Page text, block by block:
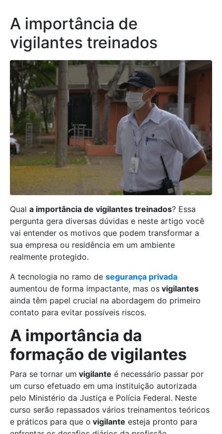
A importância de
vigilantes treinados
Qual a importância de vigilantes treinados? Essa
pergunta gera diversas dúvidas e neste artigo você
vai entender os motivos que podem transformar a
sua empresa ou residência em um ambiente
realmente protegido.
A tecnologia no ramo de segurança privada
aumentou de forma impactante, mas os vigilantes
ainda têm papel crucial na abordagem do primeiro
contato para evitar possíveis riscos.
A importância da
formação de vigilantes
Para se tornar um vigilante é necessário passar por
um curso efetuado em uma instituição autorizada
pelo Ministério da Justiça e Polícia Federal. Neste
curso serão repassados vários treinamentos teóricos
e práticos para que o vigilante esteja pronto para